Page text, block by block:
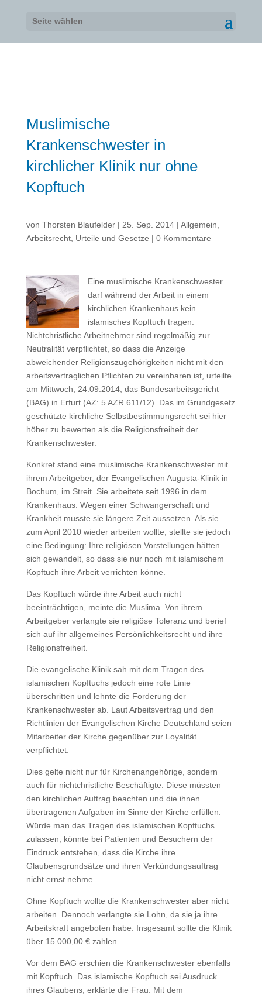
Seite wählen
Muslimische
Krankenschwester in
kirchlicher Klinik nur ohne
Kopftuch
von Thorsten Blaufelder| 25. Sep. 2014| Allgemein
Arbeitsrecht, Urteile und Gesetze | 0 Kommentare
Eine muslimische Krankenschwester
darf während der Arbeit in einem
kirchlichen Krankenhaus kein
islamisches Kopftuch tragen.
Nichtchristliche Arbeitnehmer sind regelmäßig zur
Neutralität verpflichtet, so dass die Anzeige
abweichender Religionszugehörigkeiten nicht mit den
arbeitsvertraglichen Pflichten zu vereinbaren ist, urteilte
am Mittwoch, 24.09.2014, das Bundesarbeitsgericht
(BAG) in Erfurt (AZ: 5 AZR 611/12). Das im Grundgesetz
geschützte kirchliche Selbstbestimmungsrecht sei hier
höher zu bewerten als die Religionsfreiheit der
Krankenschwester.
Konkret stand eine muslimische Krankenschwester mit
ihrem Arbeitgeber, der Evangelischen Augusta-Klinik in
Bochum, im Streit. Sie arbeitete seit 1996 in dem
Krankenhaus. Wegen einer Schwangerschaft und
Krankheit musste sie längere Zeit aussetzen. Als sie
zum April 2010 wieder arbeiten wollte, stellte sie jedoch
eine Bedingung: Ihre religiösen Vorstellungen hätten
sich gewandelt, so dass sie nur noch mit islamischem
Kopftuch ihre Arbeit verrichten könne.
Das Kopftuch würde ihre Arbeit auch nicht
beeinträchtigen, meinte die Muslima. Von ihrem
Arbeitgeber verlangte sie religiöse Toleranz und berief
sich auf ihr allgemeines Persönlichkeitsrecht und ihre
Religionsfreiheit.
Die evangelische Klinik sah mit dem Tragen des
islamischen Kopftuchs jedoch eine rote Linie
überschritten und lehnte die Forderung der
Krankenschwester ab. Laut Arbeitsvertrag und den
Richtlinien der Evangelischen Kirche Deutschland seien
Mitarbeiter der Kirche gegenüber zur Loyalität
verpflichtet.
Dies gelte nicht nur für Kirchenangehörige, sondern
auch für nichtchristliche Beschäftigte. Diese müssten
den kirchlichen Auftrag beachten und die ihnen
übertragenen Aufgaben im Sinne der Kirche erfüllen.
Würde man das Tragen des islamischen Kopftuchs
zulassen, könnte bei Patienten und Besuchern der
Eindruck entstehen, dass die Kirche ihre
Glaubensgrundsätze und ihren Verkündungsauftrag
nicht ernst nehme.
Ohne Kopftuch wollte die Krankenschwester aber nicht
arbeiten. Dennoch verlangte sie Lohn, da sie ja ihre
Arbeitskraft angeboten habe. Insgesamt sollte die Klinik
über 15.000,00 € zahlen.
Vor dem BAG erschien die Krankenschwester ebenfalls
mit Kopftuch. Das islamische Kopftuch sei Ausdruck
ihres Glaubens, erklärte die Frau. Mit dem